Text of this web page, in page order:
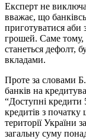
Експерт не
вважає, що
приготуватися
грошей. Саме тому,
станеться дефолт,
вкладами.
Проте за словами
банків на
“Доступні кредити
кредитів з
території України
загальну суму